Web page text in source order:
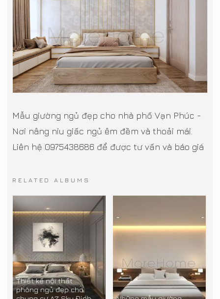
Mẫu giường ngủ đẹp cho nhà phố Vạn Phúc -
Nơi nâng niu giấc ngủ êm đềm và thoải mái.
Liên hệ 0975438686 để được tư vấn và báo giá
RELATED ALBUMS
Thiết kế nội thất
phòng ngủ đẹp cho